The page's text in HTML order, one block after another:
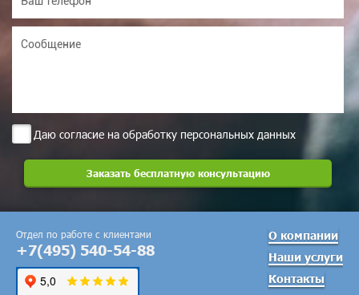
Даю согласие на обработку персональных данных
Отдел по работе с клиентами
+7(495) 540-54-88
О компании
Наши услуги
Контакты